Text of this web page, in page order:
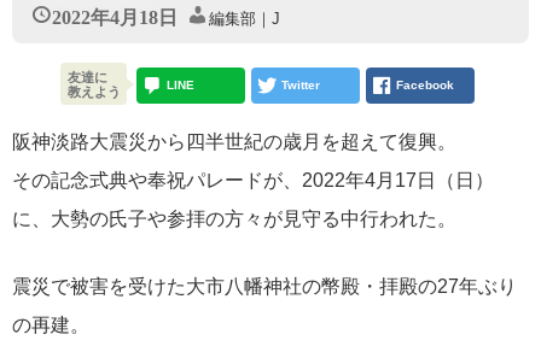
2022年4月18日 編集部｜J
阪神淡路大震災から四半世紀の歳月を超えて復興。
その記念式典や奉祝パレードが、2022年4月17日（日）
に、大勢の氏子や参拝の方々が見守る中行われた。
震災で被害を受けた大市八幡神社の幣殿・拝殿の27年ぶり
の再建。
友達に
教えよう
LINE Twitter Facebook